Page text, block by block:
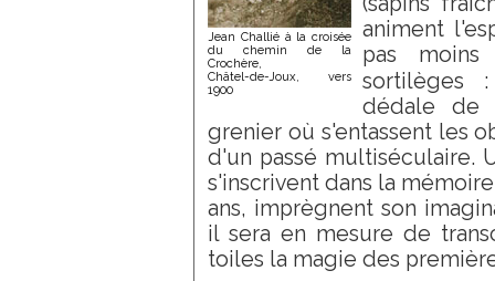
Jean Challié à la croisée
du chemin de la
Crochère,
Châtel-de-Joux, vers
1900
animent
pas
dédale de
grenier où s'entassent les
d'un passé multiséculaire.
s'inscrivent dans la
ans, imprègnent son
il sera en mesure de
toiles la magie des